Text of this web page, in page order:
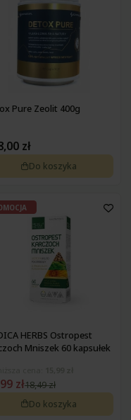
Pure Zeolit 400g
zł
Do koszyka
HERBS Ostropest
Mniszek 60 kapsułek
zł18,49 zł
Do koszyka